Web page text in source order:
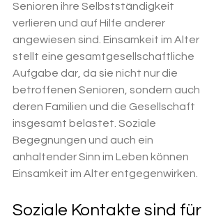
Senioren ihre Selbstständigkeit
verlieren und auf Hilfe anderer
angewiesen sind. Einsamkeit im Alter
stellt eine gesamtgesellschaftliche
Aufgabe dar, da sie nicht nur die
betroffenen Senioren, sondern auch
deren Familien und die Gesellschaft
insgesamt belastet. Soziale
Begegnungen und auch ein
anhaltender Sinn im Leben können
Einsamkeit im Alter entgegenwirken.
Soziale Kontakte sind für